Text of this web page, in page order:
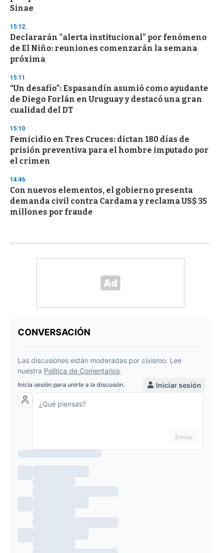
Sinae
15:12
Declararán "alerta institucional" por fenómeno
de El Niño: reuniones comenzarán la semana
próxima
15:11
“Un desafío”: Espasandín asumió como ayudante
de Diego Forlán en Uruguay y destacó una gran
cualidad del DT
15:10
Femicidio en Tres Cruces: dictan 180 días de
prisión preventiva para el hombre imputado por
el crimen
14:46
Con nuevos elementos, el gobierno presenta
demanda civil contra Cardama y reclama US$ 35
millones por fraude